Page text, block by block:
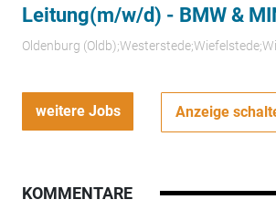
Leitung(m/w/d) - BMW &
Oldenburg
weitere Jobs Anzeige
KOMMENTARE